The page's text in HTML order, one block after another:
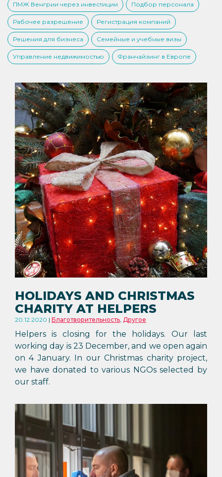
ПМЖ Венгрии через инвестиции Подбор персонала
Рабочее разрешение Регистрация компаний
Решения для бизнеса Семейные и учебные визы
Управление недвижимостью Франчайзинг в Европе
HOLIDAYS AND CHRISTMAS
CHARITY AT HELPERS
20.12.2020 Благотворительность, Другое
Helpers is closing for the holidays. Our last
working day is 23 December, and we open again
on 4 January. In our Christmas charity project,
we have donated to various NGOs selected by
our staff.